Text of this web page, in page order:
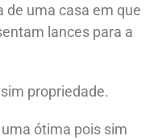
de uma casa em que
lances para a
propriedade.
ótima pois sim